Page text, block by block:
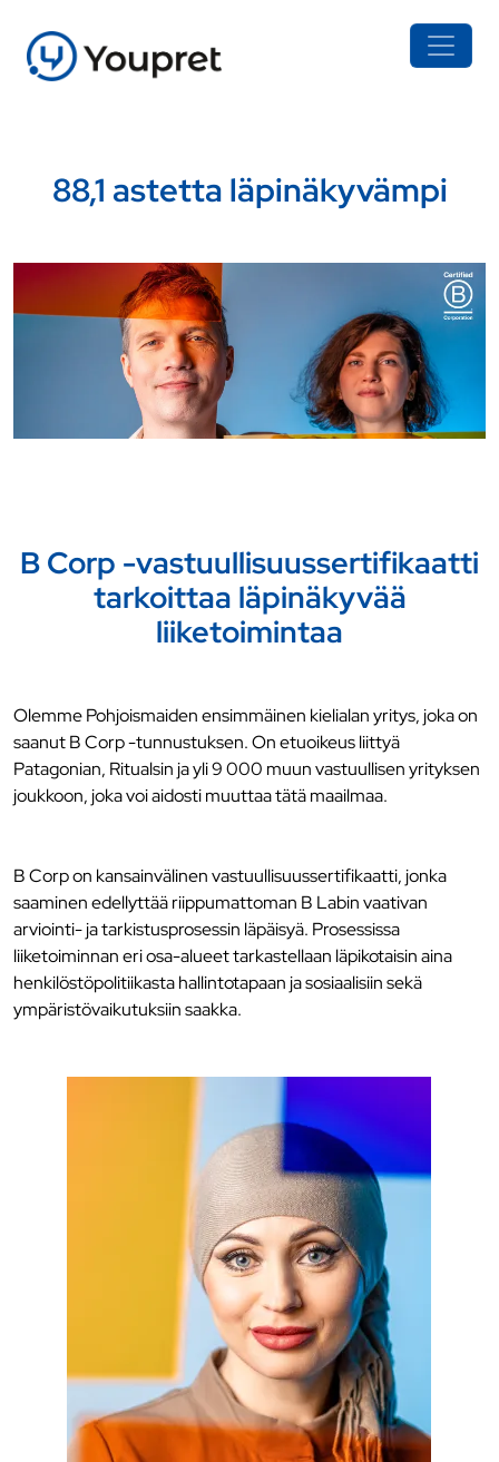
88,1 astetta läpinäkyvämpi
B Corp -vastuullisuussertifikaatti
tarkoittaa läpinäkyvää
liiketoimintaa
Olemme Pohjoismaiden ensimmäinen kielialan yritys, joka on
saanut B Corp -tunnustuksen. On etuoikeus liittyä
Patagonian, Ritualsin ja yli 9 000 muun vastuullisen yrityksen
joukkoon, joka voi aidosti muuttaa tätä maailmaa.
B Corp on kansainvälinen vastuullisuussertifikaatti, jonka
saaminen edellyttää riippumattoman B Labin vaativan
arviointi- ja tarkistusprosessin läpäisyä. Prosessissa
liiketoiminnan eri osa-alueet tarkastellaan läpikotaisin aina
henkilöstöpolitiikasta hallintotapaan ja sosiaalisiin sekä
ympäristövaikutuksiin saakka.